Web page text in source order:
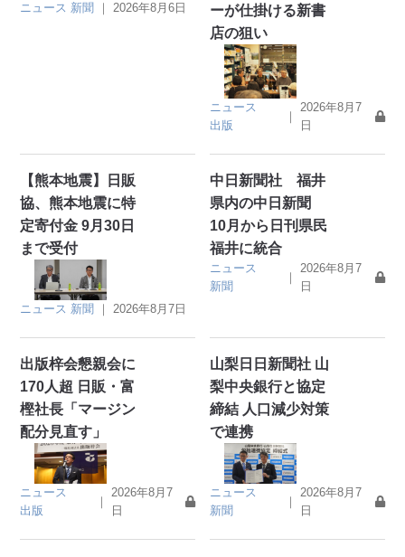
ニュース 新聞 ｜2026年8月6日
ーが仕掛ける新書
店の狙い
ニュース
出版
｜
2026年8月7
日
【熊本地震】日販
協、熊本地震に特
定寄付金 9月30日
まで受付
ニュース 新聞 ｜2026年8月7日
中日新聞社 福井
県内の中日新聞
10月から日刊県民
福井に統合
ニュース
新聞
｜
2026年8月7
日
出版梓会懇親会に
170人超 日販・富
樫社長「マージン
配分見直す」
ニュース
出版
｜
2026年8月7
日
山梨日日新聞社 山
梨中央銀行と協定
締結 人口減少対策
で連携
ニュース
新聞
｜
2026年8月7
日